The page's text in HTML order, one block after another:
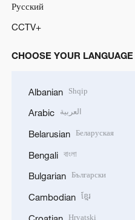
Русский
CCTV+
CHOOSE YOUR LANGUAGE
Albanian Shqip
Arabic العربية
Belarusian Беларуская
Bengali বাংলা
Bulgarian Български
Cambodian ខ្មែរ
Hrvatski